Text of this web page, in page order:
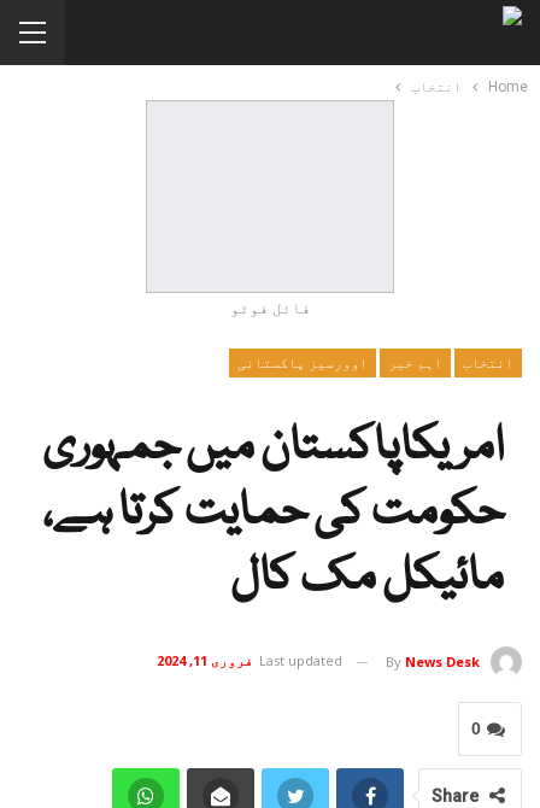
Home انتخاب
فائل فوٹو
انتخاب اہم خبر اوورسیز پاکستانی
امریکاپاکستان میں جمہوری
حکومت کی حمایت کرتا ہے،
مائیکل مک کال
By News Desk
Last updated فروری 11, 2024
0
Share